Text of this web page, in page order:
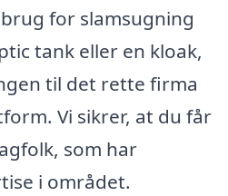
for slamsugning
tank eller en kloak,
til det rette firma
Vi sikrer, at du får
som har
i området.